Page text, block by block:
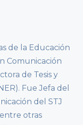
de la Educación
Comunicación
de Tesis y
Fue Jefa del
del STJ
otras